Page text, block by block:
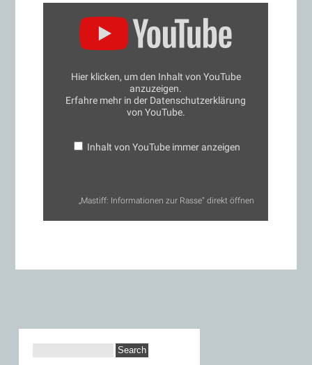
Informationen
Hier klicken, um den Inhalt von YouTube
anzuzeigen.
Erfahre mehr in der Datenschutzerklärung
von YouTube.
Inhalt von YouTube immer anzeigen
„Mastiff: Informationen zur Rasse“ direkt öffnen